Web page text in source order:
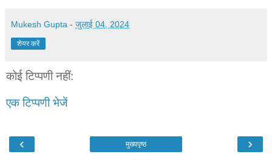
Mukesh Gupta - जुलाई 04, 2024
शेयर करें
कोई टिप्पणी नहीं:
एक टिप्पणी भेजें
‹ ›
मुख्यपृष्ठ